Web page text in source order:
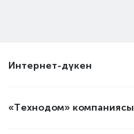
Интернет-дүкен
«Технодом» компаниясы